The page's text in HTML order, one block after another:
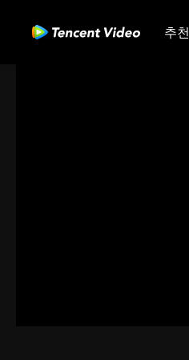
추천